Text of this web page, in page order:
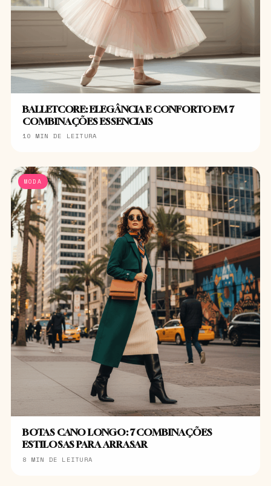
BALLETCORE: ELEGÂNCIA E CONFORTO EM 7
COMBINAÇÕES ESSENCIAIS
10 MIN DE LEITURA
MODA
BOTAS CANO LONGO: 7 COMBINAÇÕES
ESTILOSAS PARA ARRASAR
8 MIN DE LEITURA